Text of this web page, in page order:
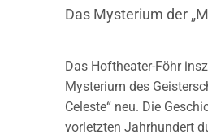
Das Mysterium der
Das Hoftheater-Föhr
Mysterium des
Celeste“ neu. Die
vorletzten Jahrhundert